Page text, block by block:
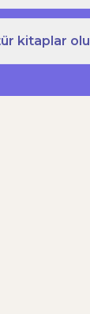
kitaplar